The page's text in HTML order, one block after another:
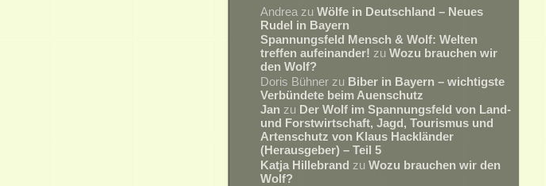
Andrea zuWölfe in Deutschland – Neues
Rudel in Bayern
Spannungsfeld Mensch & Wolf: Welten
treffen aufeinander! zuWozu brauchen wir
den Wolf?
Doris Bühner zu Biber in Bayern – wichtigste
Verbündete beim Auenschutz
Jan zu Der Wolf im Spannungsfeld von Land-
und Forstwirtschaft, Jagd, Tourismus und
Artenschutz von Klaus Hackländer
(Herausgeber) – Teil 5
Katja Hillebrand zuWozu brauchen wir den
Wolf?